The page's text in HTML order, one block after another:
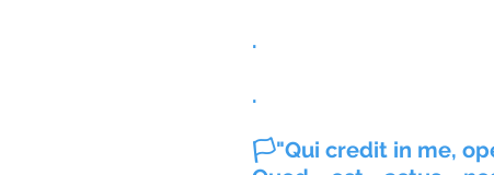
.
.
🏳"Qui credit in me,